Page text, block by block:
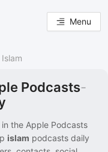
Menu
Islam
Podcasts-
in the Apple Podcasts
islam podcasts daily